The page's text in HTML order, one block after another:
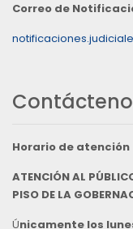
Correo de
Horario de atención
ATENCIÓN AL
PISO DE LA
Únicamente los